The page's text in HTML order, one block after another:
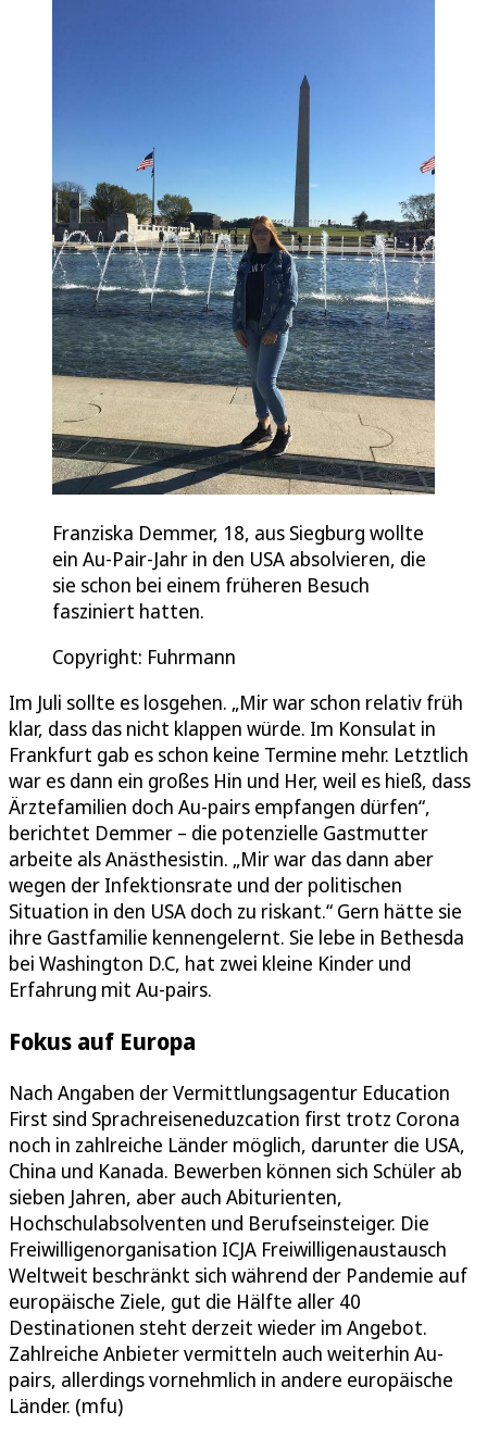
Franziska Demmer, 18, aus Siegburg wollte
ein Au-Pair-Jahr in den USA absolvieren, die
sie schon bei einem früheren Besuch
fasziniert hatten.
Copyright: Fuhrmann
Im Juli sollte es losgehen. „Mir war schon relativ früh
klar, dass das nicht klappen würde. Im Konsulat in
Frankfurt gab es schon keine Termine mehr. Letztlich
war es dann ein großes Hin und Her, weil es hieß, dass
Ärztefamilien doch Au-pairs empfangen dürfen“,
berichtet Demmer – die potenzielle Gastmutter
arbeite als Anästhesistin. „Mir war das dann aber
wegen der Infektionsrate und der politischen
Situation in den USA doch zu riskant.“ Gern hätte sie
ihre Gastfamilie kennengelernt. Sie lebe in Bethesda
bei Washington D.C, hat zwei kleine Kinder und
Erfahrung mit Au-pairs.
Fokus auf Europa
Nach Angaben der Vermittlungsagentur Education
First sind Sprachreiseneduzcation first trotz Corona
noch in zahlreiche Länder möglich, darunter die USA,
China und Kanada. Bewerben können sich Schüler ab
sieben Jahren, aber auch Abiturienten,
Hochschulabsolventen und Berufseinsteiger. Die
Freiwilligenorganisation ICJA Freiwilligenaustausch
Weltweit beschränkt sich während der Pandemie auf
europäische Ziele, gut die Hälfte aller 40
Destinationen steht derzeit wieder im Angebot.
Zahlreiche Anbieter vermitteln auch weiterhin Au-
pairs, allerdings vornehmlich in andere europäische
Länder. (mfu)